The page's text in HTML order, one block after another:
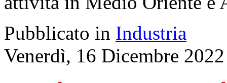
Pubblicato in Industria
Venerdì, 16 Dicembre